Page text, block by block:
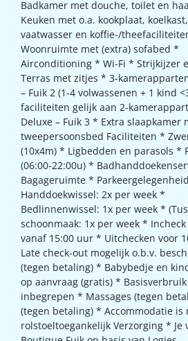
Badkamer met douche, toilet en
Keuken met o.a. kookplaat,
vaatwasser en koffie-/
Woonruimte met (extra) sofabed *
Airconditioning * Wi-Fi * Strijkijzer
Terras met zitjes * 3-
– Fuik 2 (1-4 volwassenen + 1 kind
faciliteiten gelijk aan 2-
Deluxe – Fuik 3 * Extra slaapkamer
tweepersoonsbed Faciliteiten *
(10x4m) * Ligbedden en parasols *
(06:00-22:00u) *
Bagageruimte *
Handdoekwissel: 2x per week *
Bedlinnenwissel: 1x per week *
schoonmaak: 1x per week *
vanaf 15:00 uur * Uitchecken voor
Late check-out mogelijk o.b.v.
(tegen betaling) * Babybedje en
op aanvraag (gratis) *
inbegrepen * Massages (tegen
(tegen betaling) * Accommodatie is
rolstoeltoegankelijk Verzorging *